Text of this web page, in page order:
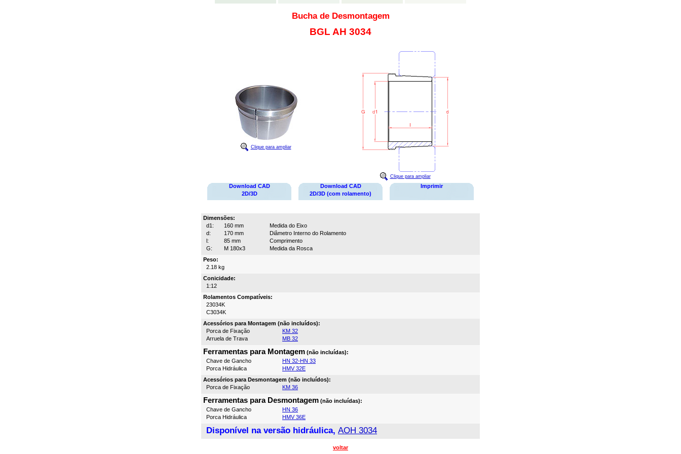
Bucha de Desmontagem
BGL AH 3034
Clique para ampliar
Clique para ampliar
Download CAD
2D/3D
Download CAD
2D/3D (com rolamento)
Imprimir
Dimensões:
d1:
160 mm
Medida do Eixo
d:
170 mm
Diâmetro Interno do Rolamento
l:
85 mm
Comprimento
G:
M 180x3
Medida da Rosca
Peso:
2.18 kg
Conicidade:
1:12
Rolamentos Compatíveis:
23034K
C3034K
Acessórios para Montagem (não incluídos):
Porca de Fixação
KM 32
Arruela de Trava
MB 32
Ferramentas para Montagem (não incluídas):
Chave de Gancho
HN 32-HN 33
Porca Hidráulica
HMV 32E
Acessórios para Desmontagem (não incluídos):
Porca de Fixação
KM 36
Ferramentas para Desmontagem (não incluídas):
Chave de Gancho
HN 36
Porca Hidráulica
HMV 36E
Disponível na versão hidráulica, AOH 3034
voltar